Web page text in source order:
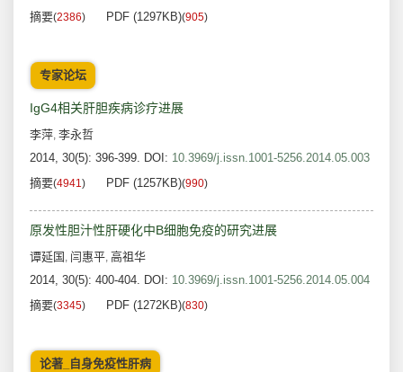
摘要(2386) PDF (1297KB)(905)
专家论坛
IgG4相关肝胆疾病诊疗进展
李萍, 李永哲
2014, 30(5): 396-399. DOI: 10.3969/j.issn.1001-5256.2014.05.003
摘要(4941) PDF (1257KB)(990)
原发性胆汁性肝硬化中B细胞免疫的研究进展
谭延国 , 闫惠平, 高祖华
2014, 30(5): 400-404. DOI: 10.3969/j.issn.1001-5256.2014.05.004
摘要(3345) PDF (1272KB)(830)
论著_自身免疫性肝病